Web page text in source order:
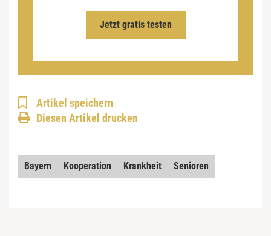
Jetzt gratis testen
Artikel speichern
Diesen Artikel drucken
Bayern Kooperation Krankheit Senioren